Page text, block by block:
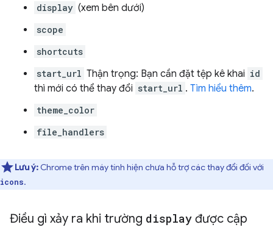
display (xem bên dưới)
scope
shortcuts
start_url Thận trọng: Bạn cần đặt tệp kê khai id
thì mới có thể thay đổi start_url . Tìm hiểu thêm.
theme_color
file_handlers
Lưu ý: Chrome trên máy tính hiện chưa hỗ trợ các thay đổi đối với
icons.
Điều gì xảy ra khi trường display được cập